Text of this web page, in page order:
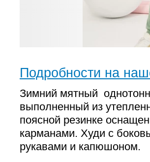
Подробности на
Зимний мятный
выполненный из
поясной резинке
карманами. Худи с
рукавами и капюшоном.